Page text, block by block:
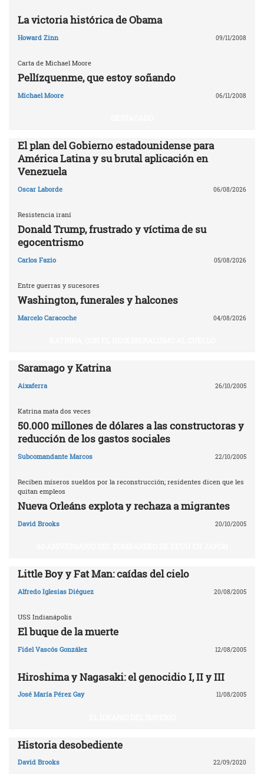
La victoria histórica de Obama
Howard Zinn 09/11/2008
Carta de Michael Moore
Pellízquenme, que estoy soñando
Michael Moore 06/11/2008
El plan del Gobierno estadounidense para
América Latina y su brutal aplicación en
Venezuela
Oscar Laborde 06/08/2026
Resistencia iraní
Donald Trump, frustrado y víctima de su
egocentrismo
Carlos Fazio 05/08/2026
Entre guerras y sucesores
Washington, funerales y halcones
Marcelo Caracoche 04/08/2026
Saramago y Katrina
Aixaferra 26/10/2005
Katrina mata dos veces
50.000 millones de dólares a las constructoras y
reducción de los gastos sociales
Subcomandante Marcos 22/10/2005
Reciben míseros sueldos por la reconstrucción; residentes dicen que les
quitan empleos
Nueva Orleáns explota y rechaza a migrantes
David Brooks 20/10/2005
Little Boy y Fat Man: caídas del cielo
Alfredo Iglesias Diéguez 20/08/2005
USS Indianápolis
El buque de la muerte
Fidel Vascós González 12/08/2005
Hiroshima y Nagasaki: el genocidio I, II y III
José María Pérez Gay 11/08/2005
Historia desobediente
David Brooks 22/09/2020